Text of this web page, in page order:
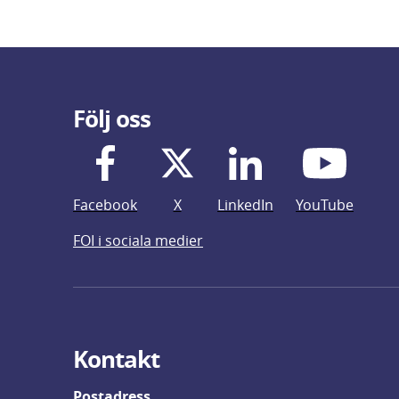
Följ oss
Facebook X LinkedIn
YouTube
FOI i sociala medier
Kontakt